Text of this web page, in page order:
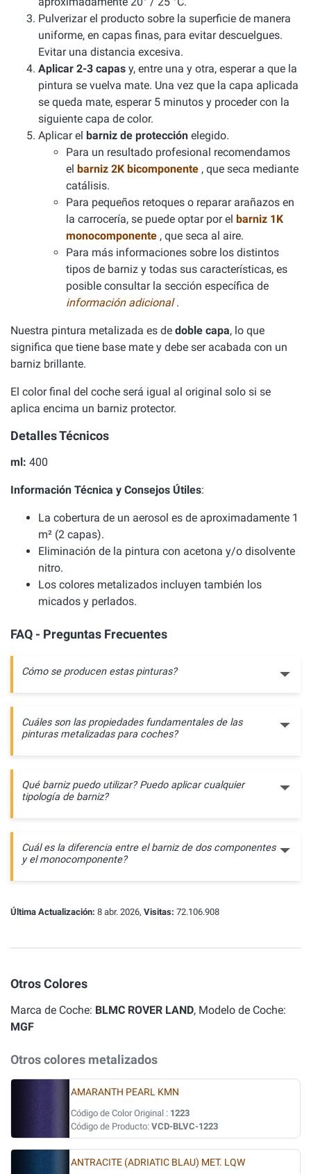
Pulverizar el producto sobre la superficie de manera
uniforme, en capas finas, para evitar descuelgues.
Evitar una distancia excesiva.
Aplicar 2-3 capas y, entre una y otra, esperar a que la
pintura se vuelva mate. Una vez que la capa aplicada
se queda mate, esperar 5 minutos y proceder con la
siguiente capa de color.
Aplicar el barniz de protección elegido.
Para un resultado profesional recomendamos
el barniz 2K bicomponente , que seca mediante
catálisis.
Para pequeños retoques o reparar arañazos en
la carrocería, se puede optar por el barniz 1K
monocomponente , que seca al aire.
Para más informaciones sobre los distintos
tipos de barniz y todas sus características, es
posible consultar la sección específica de
información adicional.
Nuestra pintura metalizada es de doble capa, lo que
significa que tiene base mate y debe ser acabada con un
barniz brillante.
El color final del coche será igual al original solo si se
aplica encima un barniz protector.
Detalles Técnicos
ml: 400
Información Técnica y Consejos Útiles:
La cobertura de un aerosol es de aproximadamente 1
m² (2 capas).
Eliminación de la pintura con acetona y/o disolvente
nitro.
Los colores metalizados incluyen también los
micados y perlados.
FAQ - Preguntas Frecuentes
Cómo se producen estas pinturas?
Cuáles son las propiedades fundamentales de las
pinturas metalizadas para coches?
Qué barniz puedo utilizar? Puedo aplicar cualquier
tipología de barniz?
Cuál es la diferencia entre el barniz de dos componentes
y el monocomponente?
Última Actualización: 8 abr. 2026, Visitas: 72.106.908
Otros Colores
Marca de Coche: BLMC ROVER LAND, Modelo de Coche:
MGF
Otros colores metalizados
AMARANTH PEARL KMN
Código de Color Original : 1223
Código de Producto: VCD-BLVC-1223
ANTRACITE (ADRIATIC BLAU) MET. LQW